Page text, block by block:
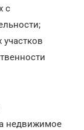
с
недвижимое